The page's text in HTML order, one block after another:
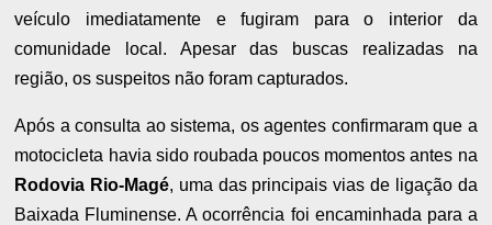
veículo imediatamente e fugiram para o interior da
comunidade local. Apesar das buscas realizadas na
região, os suspeitos não foram capturados.
Após a consulta ao sistema, os agentes confirmaram que a
motocicleta havia sido roubada poucos momentos antes na
Rodovia Rio-Magé, uma das principais vias de ligação da
Baixada Fluminense. A ocorrência foi encaminhada para a